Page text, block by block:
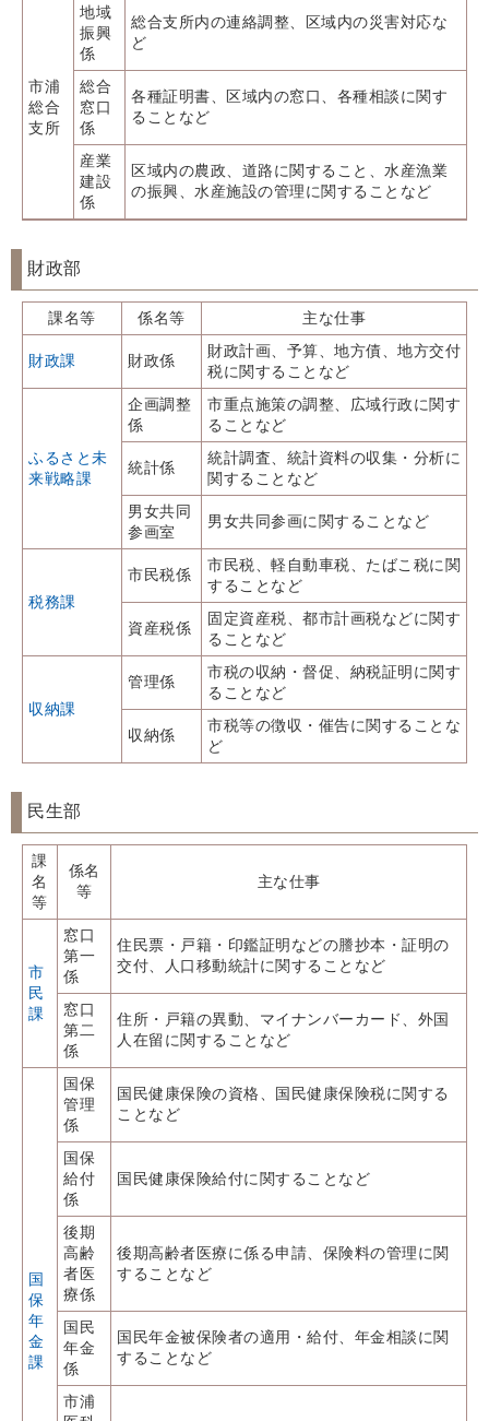
市浦
総合
支所
地域
振興
係
総合支所内の連絡調整、区域内の災害対応な
ど
総合
窓口
係
各種証明書、区域内の窓口、各種相談に関す
ることなど
産業
建設
係
区域内の農政、道路に関すること、水産漁業
の振興、水産施設の管理に関することなど
財政部
課名等 係名等 主な仕事
財政課 財政係
財政計画、予算、地方債、地方交付
税に関することなど
ふるさと未
来戦略課
企画調整
係
市重点施策の調整、広域行政に関す
ることなど
統計係
統計調査、統計資料の収集・分析に
関することなど
男女共同
参画室
男女共同参画に関することなど
税務課
市民税係
市民税、軽自動車税、たばこ税に関
することなど
資産税係
固定資産税、都市計画税などに関す
ることなど
収納課
管理係
市税の収納・督促、納税証明に関す
ることなど
収納係
市税等の徴収・催告に関することな
ど
民生部
課
名
等
係名
等
主な仕事
市
民
課
窓口
第一
係
住民票・戸籍・印鑑証明などの謄抄本・証明の
交付、人口移動統計に関することなど
窓口
第二
係
住所・戸籍の異動、マイナンバーカード、外国
人在留に関することなど
国
保
年
金
課
国保
管理
係
国民健康保険の資格、国民健康保険税に関する
ことなど
国保
給付
係
国民健康保険給付に関することなど
後期
高齢
者医
療係
後期高齢者医療に係る申請、保険料の管理に関
することなど
国民
年金
係
国民年金被保険者の適用・給付、年金相談に関
することなど
市浦